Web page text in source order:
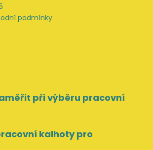
podmínky
při výběru pracovní
kalhoty pro